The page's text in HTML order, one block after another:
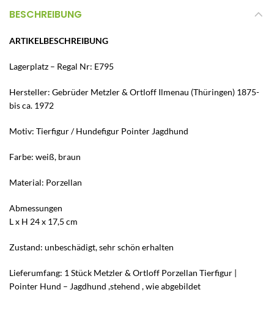
BESCHREIBUNG
ARTIKELBESCHREIBUNG
Lagerplatz – Regal Nr: E795
Hersteller: Gebrüder Metzler & Ortloff Ilmenau (Thüringen) 1875-
bis ca. 1972
Motiv: Tierfigur / Hundefigur Pointer Jagdhund
Farbe: weiß, braun
Material: Porzellan
Abmessungen
L x H 24 x 17,5 cm
Zustand: unbeschädigt, sehr schön erhalten
Lieferumfang: 1 Stück Metzler & Ortloff Porzellan Tierfigur |
Pointer Hund – Jagdhund ,stehend , wie abgebildet